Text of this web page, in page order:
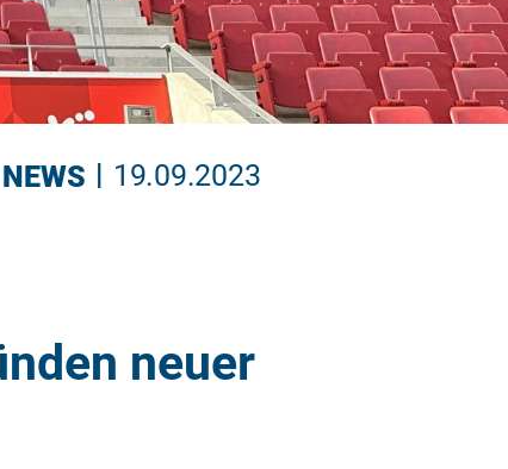
NEWS | 19.09.2023
neuer